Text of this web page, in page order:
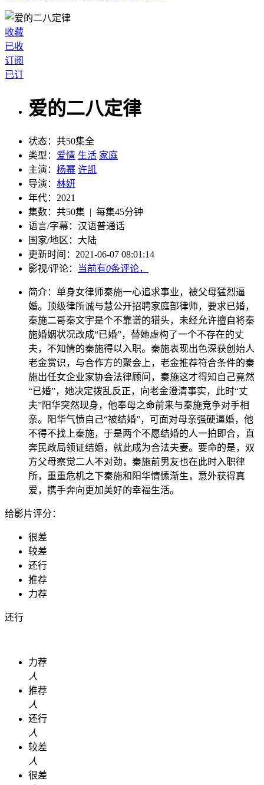
收藏
已收
订阅
已订
爱的二八定律
状态： 共50集全
类型： 爱情 生活 家庭
主演： 杨幂 许凯
导演： 林妍
年代： 2021
集数： 共50集 | 每集45分钟
语言/字幕： 汉语普通话
国家/地区： 大陆
更新时间： 2021-06-07 08:01:14
影视/评论：
当前有0条评论，
简介： 单身女律师秦施一心追求事业，被父母猛烈逼
婚。顶级律所诚与慧公开招聘家庭部律师，要求已婚，
秦施二哥秦文宇是个不靠谱的猎头，未经允许擅自将秦
施婚姻状况改成“已婚”，替她虚构了一个不存在的丈
夫，不知情的秦施得以入职。秦施表现出色深获创始人
老金赏识，与合作方的聚会上，老金推荐符合条件的秦
施出任女企业家协会法律顾问，秦施这才得知自己竟然
“已婚”，她决定拨乱反正，向老金澄清事实，此时“丈
夫”阳华突然现身，他奉母之命前来与秦施竞争对手相
亲。阳华气愤自己“被结婚”，可面对母亲强硬逼婚，他
不得不找上秦施，于是两个不愿结婚的人一拍即合，直
奔民政局领证结婚，就此成为合法夫妻。要命的是，双
方父母察觉二人不对劲，秦施前男友也在此时入职律
所，重重危机之下秦施和阳华情愫渐生，意外获得真
爱，携手奔向更加美好的幸福生活。
给影片评分：
很差
较差
还行
推荐
力荐
还行
力荐
人
推荐
人
还行
人
较差
人
很差